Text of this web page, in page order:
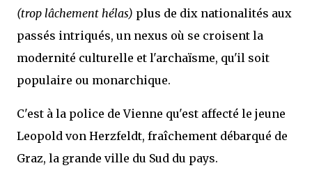
(trop lâchement hélas) plus de dix nationalités aux
passés intriqués, un nexus où se croisent la
modernité culturelle et l'archaïsme, qu'il soit
populaire ou monarchique.
C'est à la police de Vienne qu'est affecté le jeune
Leopold von Herzfeldt, fraîchement débarqué de
Graz, la grande ville du Sud du pays.